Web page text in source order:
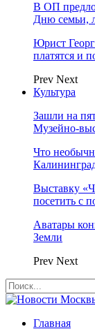
В ОП
Дню семьи,
Юрист
платятся и
Prev Next
Культура
Зашли на
Музейно-
Что
Выставку
посетить с
Аватары
Земли
Prev Next
Главная